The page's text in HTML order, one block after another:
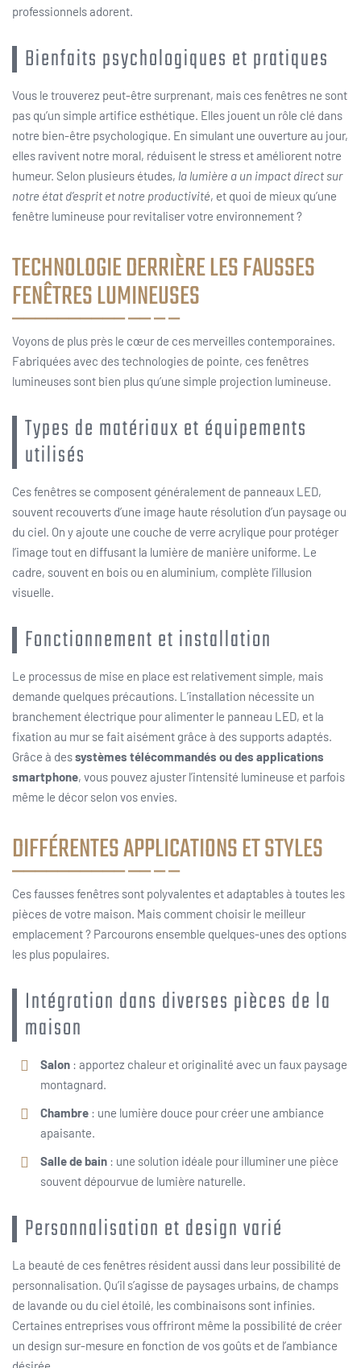
professionnels adorent.
Bienfaits psychologiques et pratiques
Vous le trouverez peut-être surprenant, mais ces fenêtres ne sont
pas qu’un simple artifice esthétique. Elles jouent un rôle clé dans
notre bien-être psychologique. En simulant une ouverture au jour,
elles ravivent notre moral, réduisent le stress et améliorent notre
humeur. Selon plusieurs études, la lumière a un impact direct sur
notre état d’esprit et notre productivité, et quoi de mieux qu’une
fenêtre lumineuse pour revitaliser votre environnement ?
TECHNOLOGIE DERRIÈRE LES FAUSSES
FENÊTRES LUMINEUSES
Voyons de plus près le cœur de ces merveilles contemporaines.
Fabriquées avec des technologies de pointe, ces fenêtres
lumineuses sont bien plus qu’une simple projection lumineuse.
Types de matériaux et équipements
utilisés
Ces fenêtres se composent généralement de panneaux LED,
souvent recouverts d’une image haute résolution d’un paysage ou
du ciel. On y ajoute une couche de verre acrylique pour protéger
l’image tout en diffusant la lumière de manière uniforme. Le
cadre, souvent en bois ou en aluminium, complète l’illusion
visuelle.
Fonctionnement et installation
Le processus de mise en place est relativement simple, mais
demande quelques précautions. L’installation nécessite un
branchement électrique pour alimenter le panneau LED, et la
fixation au mur se fait aisément grâce à des supports adaptés.
Grâce à dessystèmes télécommandés ou des applications
smartphone, vous pouvez ajuster l’intensité lumineuse et parfois
même le décor selon vos envies.
DIFFÉRENTES APPLICATIONS ET STYLES
Ces fausses fenêtres sont polyvalentes et adaptables à toutes les
pièces de votre maison. Mais comment choisir le meilleur
emplacement ? Parcourons ensemble quelques-unes des options
les plus populaires.
Intégration dans diverses pièces de la
maison
Salon : apportez chaleur et originalité avec un faux paysage
montagnard.
Chambre : une lumière douce pour créer une ambiance
apaisante.
Salle de bain : une solution idéale pour illuminer une pièce
souvent dépourvue de lumière naturelle.
Personnalisation et design varié
La beauté de ces fenêtres résident aussi dans leur possibilité de
personnalisation. Qu’il s’agisse de paysages urbains, de champs
de lavande ou du ciel étoilé, les combinaisons sont infinies.
Certaines entreprises vous offriront même la possibilité de créer
un design sur-mesure en fonction de vos goûts et de l’ambiance